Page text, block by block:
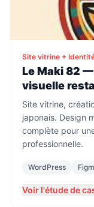
Site vitrine +
Le Maki 82
visuelle
Site vitrine,
japonais. Design
complète pour
professionnelle.
WordPress
Voir l'étude de